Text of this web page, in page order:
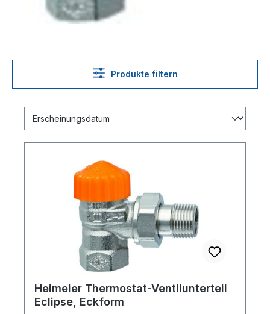
Produkte filtern
Heimeier Thermostat-Ventilunterteil
Eclipse, Eckform